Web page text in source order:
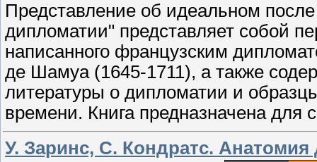
Представление об идеальном
дипломатии" представляет собой
написанного французским
де Шамуа (1645-1711), а также
литературы о дипломатии и
времени. Книга предназначена для
У. Заринс, С. Кондратс. Анатомия